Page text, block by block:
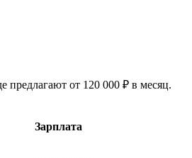
предлагают от 120 000 ₽ в месяц.
Зарплата